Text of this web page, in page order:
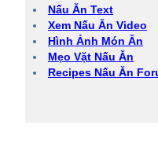
Nấu Ăn Text
Xem Nấu Ăn Video
Hình Ảnh Món Ăn
Mẹo Vặt Nấu Ăn
Recipes Nấu Ăn